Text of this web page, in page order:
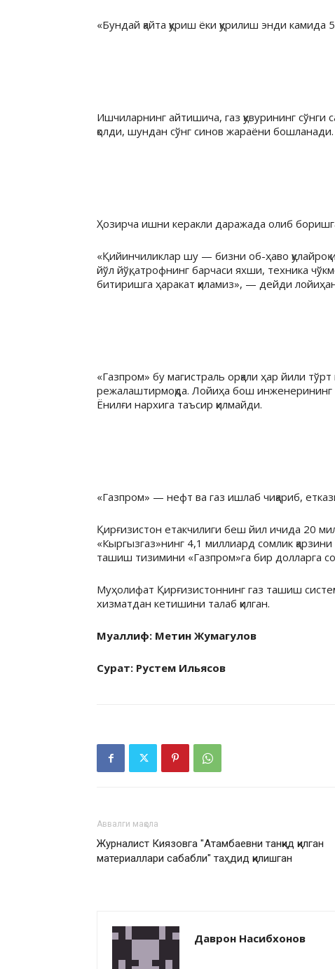
«Бундай қайта қуриш ёки қурилиш энди
Ишчиларнинг айтишича, газ қувурининг сўнги
қолди, шундан сўнг синов жараёни бошланади.
Ҳозирча ишни керакли даражада олиб боришга
«Қийинчиликлар шу — бизни об-ҳаво қулайроқ
йўл йўқ, атрофнинг барчаси яхши, техника
битиришга ҳаракат қиламиз», — дейди
«Газпром» бу магистраль орқали ҳар йили
режалаштирмоқда. Лойиҳа бош инженерининг
Ёнилғи нархига таъсир қилмайди.
«Газпром» — нефт ва газ ишлаб чиқариб,
Қирғизистон етакчилиги беш йил ичида 20
«Кыргызгаз»нинг 4,1 миллиард сомлик
ташиш тизимини «Газпром»га бир долларга
Муҳолифат Қирғизистоннинг газ ташиш
хизматдан кетишини талаб қилган.
Муаллиф: Метин Жумагулов
Сурат: Рустем Ильясов
Аввалги мақола
Журналист Киязовга "Атамбаевни танқид қилган
материаллари сабабли" таҳдид қилишган
Даврон Насибхонов